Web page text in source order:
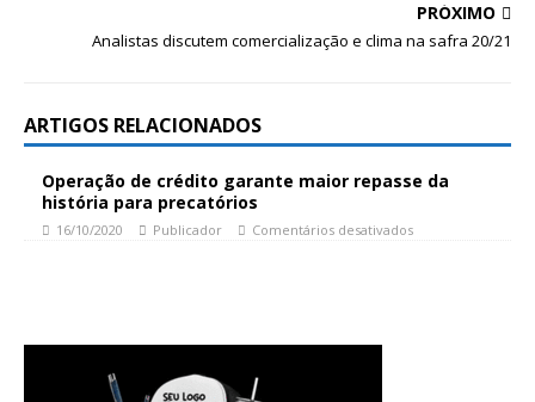
PRÓXIMO
Analistas discutem comercialização e clima na safra 20/21
ARTIGOS RELACIONADOS
Operação de crédito garante maior repasse da
história para precatórios
16/10/2020 Publicador Comentários desativados